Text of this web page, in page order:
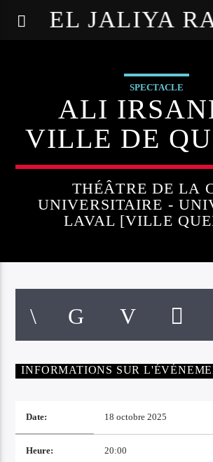
EL JALIYA
SPECTACLE
ALI
VILLE DE
THÉÂTRE DE LA
UNIVERSITAIRE -
LAVAL [VILLE
INFORMATIONS SUR
Date: 18 octobre 2025
Heure: 20:00